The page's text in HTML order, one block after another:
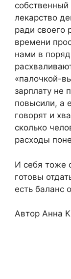
лекарство
ради своего
времени
нами в
«палочкой-
зарплату не
повысили, а
говорят и
сколько
расходы
И себя тоже
готовы
есть баланс
Автор Анна